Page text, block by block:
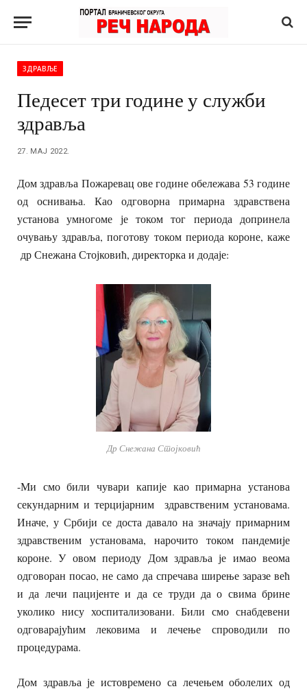
ЗДРАВЉЕ
Педесет три године у служби
здравља
27. МАЈ 2022.
Дом здравља Пожаревац ове године обележава 53 године
од оснивања. Као одговорна примарна здравствена
установа умногоме је током тог периода допринела
очувању здравља, поготову током периода короне, каже
др Снежана Стојковић, директорка и додаје:
Др Снежана Стојковић
-Ми смо били чувари капије као примарна установа
секундарним и терцијарним здравственим установама.
Иначе, у Србији се доста давало на значају примарним
здравственим установама, нарочито током пандемије
короне. У овом периоду Дом здравља је имао веома
одговоран посао, не само да спречава ширење заразе већ
и да лечи пацијенте и да се труди да о свима брине
уколико нису хоспитализовани. Били смо снабдевени
одговарајућим лековима и лечење спроводили по
процедурама.
Дом здравља је истовремено са лечењем оболелих од